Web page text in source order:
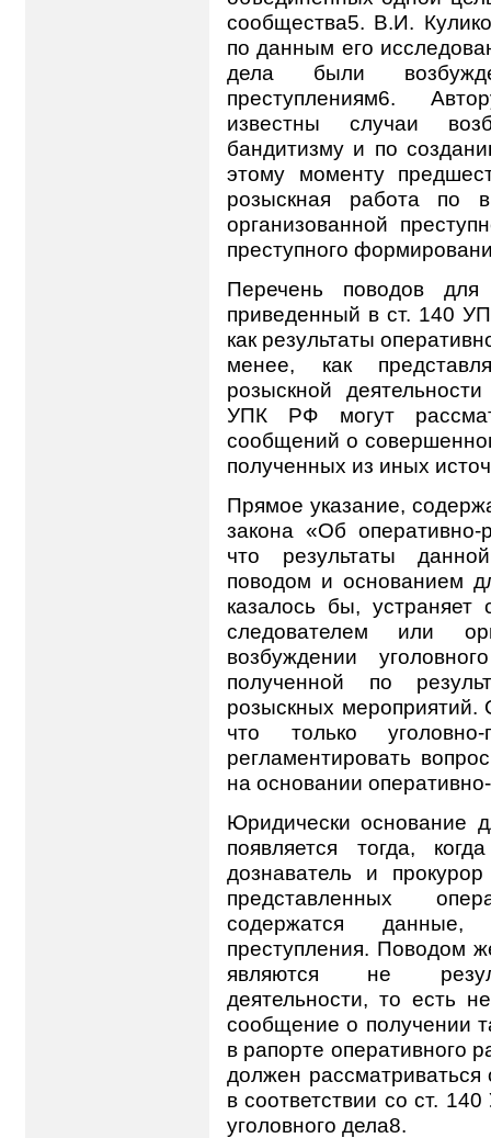
сообщества5. В.И.
по данным его
дела были
преступлениям6.
известны случаи
бандитизму и по
этому моменту
розыскная работа по
организованной
преступного
Перечень поводов для
приведенный в ст. 140
как результаты
менее, как
розыскной
УПК РФ могут
сообщений о
полученных из иных
Прямое указание,
закона «Об оперативно-
что результаты
поводом и основанием
казалось бы, устраняет
следователем или
возбуждении
полученной по
розыскных мероприятий.
что только
регламентировать
на основании
Юридически основание
появляется тогда,
дознаватель и
представленных
содержатся
преступления. Поводом
являются не
деятельности, то есть
сообщение о получении
в рапорте оперативного
должен
в соответствии со ст.
уголовного дела8.